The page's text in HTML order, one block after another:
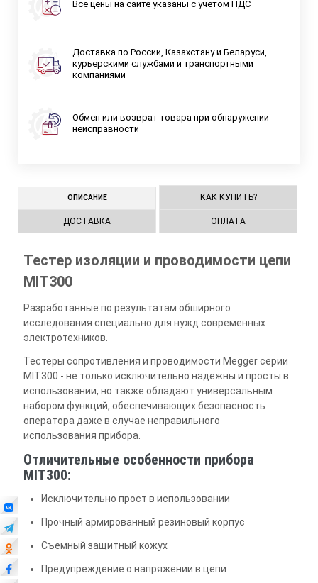
Все цены на сайте указаны с учетом НДС
Доставка по России, Казахстану и Беларуси,
курьерскими службами и транспортными
компаниями
Обмен или возврат товара при обнаружении
неисправности
ОПИСАНИЕ КАК КУПИТЬ?
ДОСТАВКА ОПЛАТА
Тестер изоляции и проводимости цепи
MIT300
Разработанные по результатам обширного
исследования специально для нужд современных
электротехников.
Тестеры сопротивления и проводимости Megger серии
MIT300 - не только исключительно надежны и просты в
использовании, но также обладают универсальным
набором функций, обеспечивающих безопасность
оператора даже в случае неправильного
использования прибора.
Отличительные особенности прибора
MIT300:
Исключительно прост в использовании
Прочный армированный резиновый корпус
Съемный защитный кожух
Предупреждение о напряжении в цепи